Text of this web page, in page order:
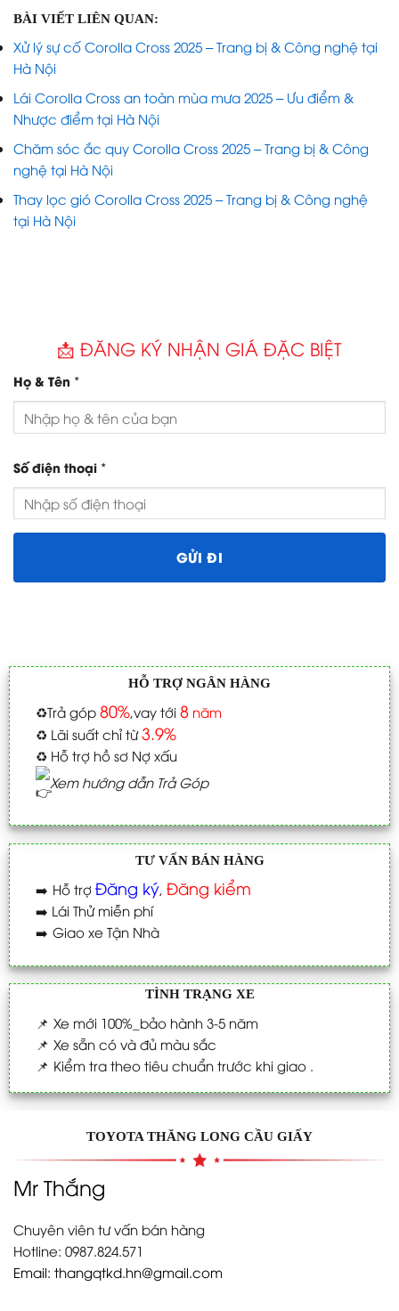
BÀI VIẾT LIÊN QUAN:
Xử lý sự cố Corolla Cross 2025 – Trang bị & Công nghệ tại
Hà Nội
Lái Corolla Cross an toàn mùa mưa 2025 – Ưu điểm &
Nhược điểm tại Hà Nội
Chăm sóc ắc quy Corolla Cross 2025 – Trang bị & Công
nghệ tại Hà Nội
Thay lọc gió Corolla Cross 2025 – Trang bị & Công nghệ
tại Hà Nội
📩 ĐĂNG KÝ NHẬN GIÁ ĐẶC BIỆT
Họ & Tên *
Số điện thoại *
HỖ TRỢ NGÂN HÀNG
♻️Trả góp 80%,vay tới 8năm
♻️ Lãi suất chỉ từ3.9%
♻️ Hỗ trợ hồ sơ Nợ xấu
Xem hướng dẫn Trả Góp
TƯ VẤN BÁN HÀNG
➡️ Hỗ trợ Đăng ký, Đăng kiểm
➡️ Lái Thử miễn phí
➡️ Giao xe Tận Nhà
TÌNH TRẠNG XE
📌 Xe mới 100%_bảo hành 3-5 năm
📌 Xe sẵn có và đủ màu sắc
📌 Kiểm tra theo tiêu chuẩn trước khi giao .
TOYOTA THĂNG LONG CẦU GIẤY
Mr Thắng
Chuyên viên tư vấn bán hàng
Hotline: 0987.824.571
Email: thangqtkd.hn@gmail.com